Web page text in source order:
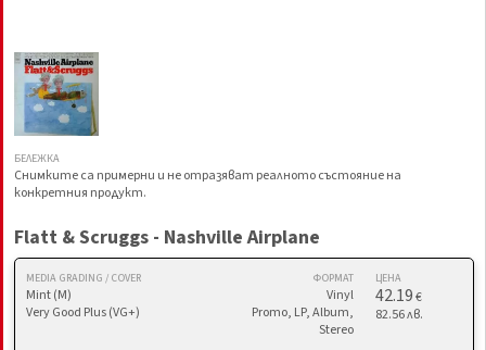
БЕЛЕЖКА
Снимките са примерни и не отразяват реалното състояние на
конкретния продукт.
Flatt & Scruggs - Nashville Airplane
MEDIA GRADING / COVER
Mint (M)
Very Good Plus (VG+)
ФОРМАТ
Vinyl
Promo, LP, Album,
Stereo
ЦЕНА
42.19€
82.56 лв.